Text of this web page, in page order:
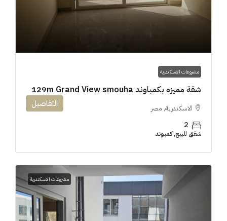
مشروعات الاسكندرية
شقة مميزه بكمباوند 129m Grand View smouha
الاسكندرية, مصر
2
شقق للبيع, كمبوند
التفاصيل
مشروعات الاسكندرية